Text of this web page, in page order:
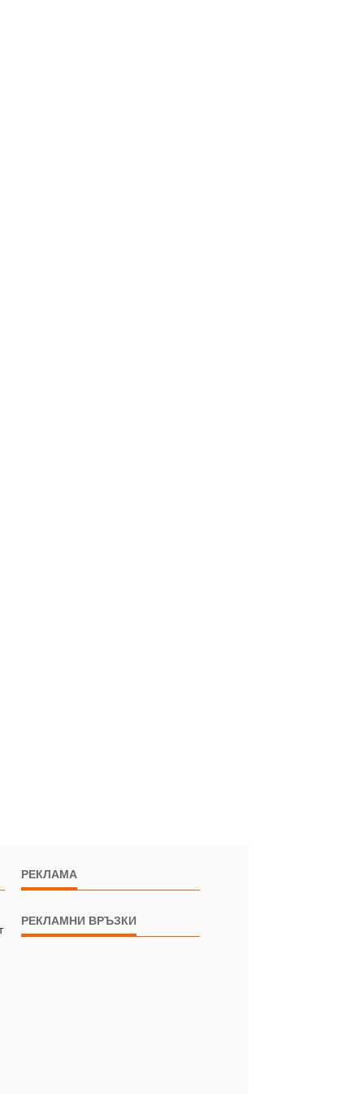
РЕКЛАМА
РЕКЛАМНИ ВРЪЗКИ